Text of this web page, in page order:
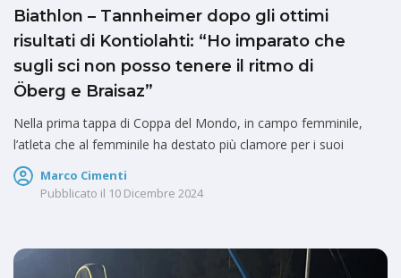
Biathlon – Tannheimer dopo gli ottimi
risultati di Kontiolahti: “Ho imparato che
sugli sci non posso tenere il ritmo di
Öberg e Braisaz”
Nella prima tappa di Coppa del Mondo, in campo femminile,
l’atleta che al femminile ha destato più clamore per i suoi
Marco Cimenti
Pubblicato il 10 Dicembre 2024